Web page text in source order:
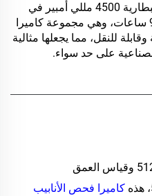
واضحة في الوقت الفعلي. تعمل ببطارية 4500 مللي أمبير في
مجموعة كاميرا
للنقل، مما يجعلها مثالية
على حد سواء.
كاميرا فحص الأنابيب